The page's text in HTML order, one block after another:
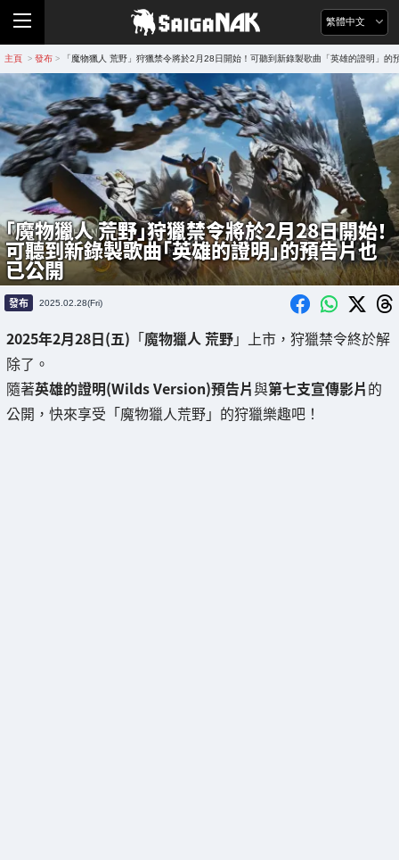
繁體中文
主頁 > 發布 > 「魔物獵人 荒野」狩獵禁令將於2月28日開始！可聽到新錄製歌曲「英雄的證明」的
「魔物獵人 荒野」狩獵禁令將於2月28日開始！
可聽到新錄製歌曲「英雄的證明」的預告片也
已公開
發布 2025.02.28(Fri)
2025年2月28日(五) 「魔物獵人 荒野」上市，狩獵禁令終於解
除了。
隨著英雄的證明(Wilds Version)預告片與第七支宣傳影片的
公開，快來享受「魔物獵人荒野」的狩獵樂趣吧！